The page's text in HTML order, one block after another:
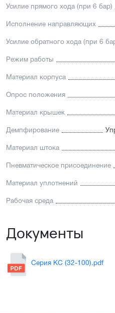
Усилие прямого хода (при 6 бар)
Исполнение направляющих
Усилие обратного хода (при 6
Режим работы
Материал корпуса
Опрос положения
Материал крышек
Демпфирование
Материал штока
Пневматическое присоединение
Материал уплотнений
Рабочая среда
Документы
Серия KC (32-100).pdf